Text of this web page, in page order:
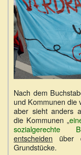
Nach dem
und Kommunen die
aber sieht anders
die Kommunen „
sozialgerechte
entscheiden über
Grundstücke.